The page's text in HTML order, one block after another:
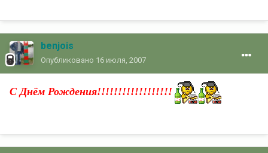
benjois
Опубликовано 16 июля, 2007
С Днём Рождения!!!!!!!!!!!!!!!!!!